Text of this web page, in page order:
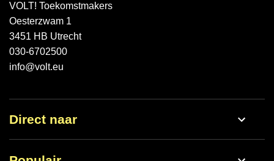
VOLT! Toekomstmakers
Oesterzwam 1
3451 HB Utrecht
030-6702500
info@volt.eu
Direct naar